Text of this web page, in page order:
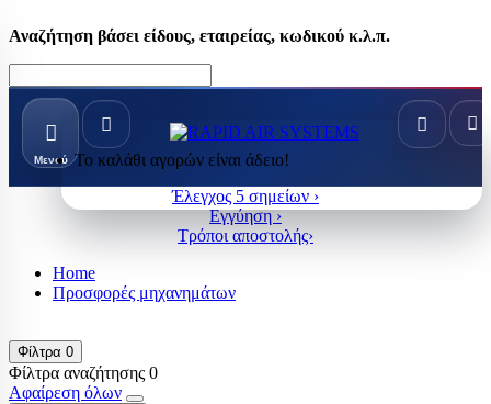
Αναζήτηση βάσει είδους, εταιρείας, κωδικού κ.λ.π.
Μενού Το καλάθι αγορών είναι άδειο!
Έλεγχος 5 σημείων ›
Εγγύηση ›
Τρόποι αποστολής›
Home
Προσφορές μηχανημάτων
Φίλτρα 0
Φίλτρα αναζήτησης 0
Αφαίρεση όλων